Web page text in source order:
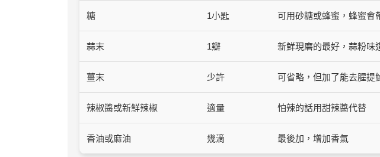
糖 1小匙 可用砂糖或蜂蜜，蜂蜜會
蒜末 1瓣 新鮮現磨的最好，蒜粉味
薑末 少許 可省略，但加了能去腥提
辣椒醬或新鮮辣椒 適量 怕辣的話用甜辣醬代替
香油或麻油 幾滴 最後加，增加香氣